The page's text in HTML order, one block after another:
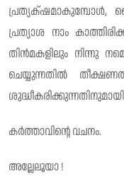
പ്രത്യാശ നാം
തിൻമകളിലും നിന്നു
ചെയ്യുന്നതിൽ
ശുദ്ധീകരിക്കുന്നതിനുമായി
കർത്താവിന്റെ വചനം.
അല്ലേലൂയാ !